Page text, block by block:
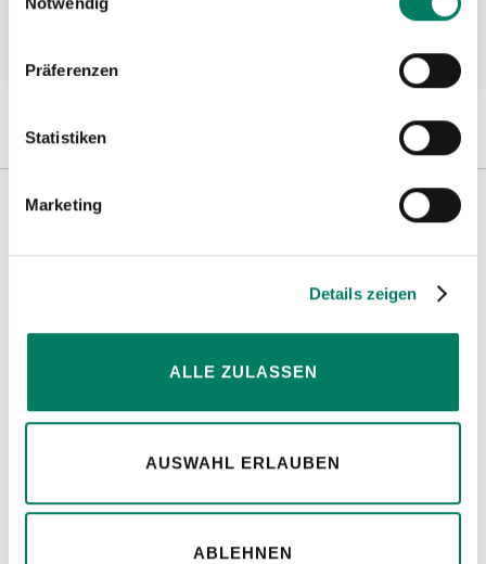
Präferenzen
Statistiken
Marketing
Details zeigen
ALLE ZULASSEN
AUSWAHL ERLAUBEN
ABLEHNEN
Weitere Informationen